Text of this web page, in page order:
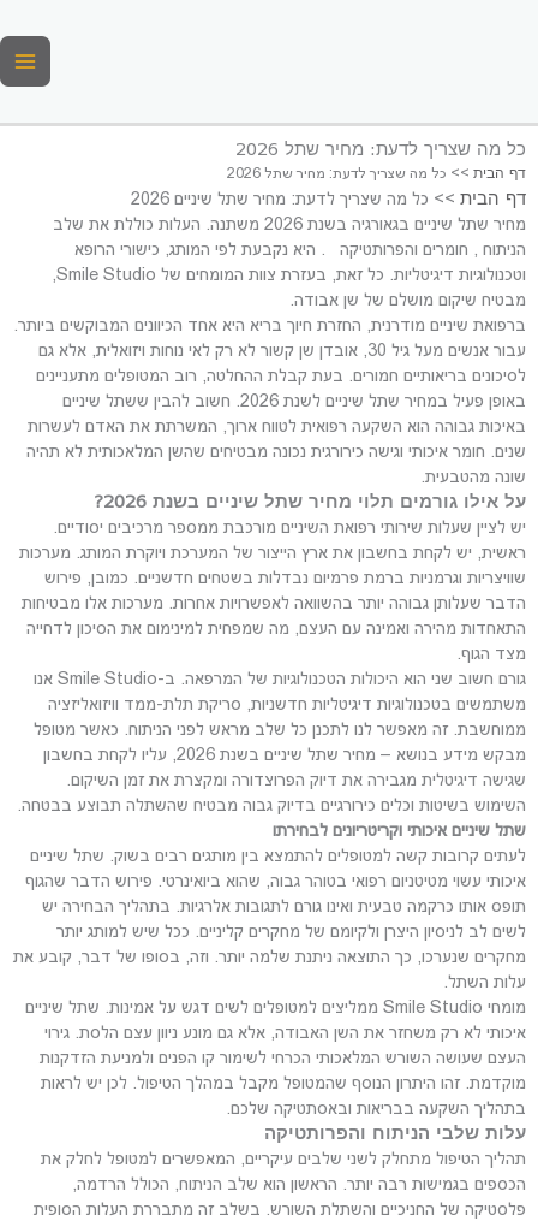
כל מה שצריך לדעת: מחיר שתל 2026
דף הבית >> כל מה שצריך לדעת: מחיר שתל 2026
דף הבית >> כל מה שצריך לדעת: מחיר שתל שיניים 2026
מחיר שתל שיניים בגאורגיה בשנת 2026 משתנה. העלות כוללת את שלב
הניתוח , חומרים והפרותטיקה . היא נקבעת לפי המותג, כישורי הרופא
וטכנולוגיות דיגיטליות. כל זאת, בעזרת צוות המומחים של Smile Studio,
מבטיח שיקום מושלם של שן אבודה.
ברפואת שיניים מודרנית, החזרת חיוך בריא היא אחד הכיוונים המבוקשים ביותר.
עבור אנשים מעל גיל 30, אובדן שן קשור לא רק לאי נוחות ויזואלית, אלא גם
לסיכונים בריאותיים חמורים. בעת קבלת ההחלטה, רוב המטופלים מתעניינים
באופן פעיל במחיר שתל שיניים לשנת 2026. חשוב להבין ששתל שיניים
באיכות גבוהה הוא השקעה רפואית לטווח ארוך, המשרתת את האדם לעשרות
שנים. חומר איכותי וגישה כירורגית נכונה מבטיחים שהשן המלאכותית לא תהיה
שונה מהטבעית.
על אילו גורמים תלוי מחיר שתל שיניים בשנת 2026?
יש לציין שעלות שירותי רפואת השיניים מורכבת ממספר מרכיבים יסודיים.
ראשית, יש לקחת בחשבון את ארץ הייצור של המערכת ויוקרת המותג. מערכות
שוויצריות וגרמניות ברמת פרמיום נבדלות בשטחים חדשניים. כמובן, פירוש
הדבר שעלותן גבוהה יותר בהשוואה לאפשרויות אחרות. מערכות אלו מבטיחות
התאחדות מהירה ואמינה עם העצם, מה שמפחית למינימום את הסיכון לדחייה
מצד הגוף.
גורם חשוב שני הוא היכולות הטכנולוגיות של המרפאה. ב-Smile Studio אנו
משתמשים בטכנולוגיות דיגיטליות חדשניות, סריקת תלת-ממד וויזואליזציה
ממוחשבת. זה מאפשר לנו לתכנן כל שלב מראש לפני הניתוח. כאשר מטופל
מבקש מידע בנושא – מחיר שתל שיניים בשנת 2026, עליו לקחת בחשבון
שגישה דיגיטלית מגבירה את דיוק הפרוצדורה ומקצרת את זמן השיקום.
השימוש בשיטות וכלים כירורגיים בדיוק גבוה מבטיח שהשתלה תבוצע בבטחה.
שתל שיניים איכותי וקריטריונים לבחירתו
לעתים קרובות קשה למטופלים להתמצא בין מותגים רבים בשוק. שתל שיניים
איכותי עשוי מטיטניום רפואי בטוהר גבוה, שהוא ביואינרטי. פירוש הדבר שהגוף
תופס אותו כרקמה טבעית ואינו גורם לתגובות אלרגיות. בתהליך הבחירה יש
לשים לב לניסיון היצרן ולקיומם של מחקרים קליניים. ככל שיש למותג יותר
מחקרים שנערכו, כך התוצאה ניתנת שלמה יותר. וזה, בסופו של דבר, קובע את
עלות השתל.
מומחי Smile Studio ממליצים למטופלים לשים דגש על אמינות. שתל שיניים
איכותי לא רק משחזר את השן האבודה, אלא גם מונע ניוון עצם הלסת. גירוי
העצם שעושה השורש המלאכותי הכרחי לשימור קו הפנים ולמניעת הזדקנות
מוקדמת. זהו היתרון הנוסף שהמטופל מקבל במהלך הטיפול. לכן יש לראות
בתהליך השקעה בבריאות ובאסתטיקה שלכם.
עלות שלבי הניתוח והפרותטיקה
תהליך הטיפול מתחלק לשני שלבים עיקריים, המאפשרים למטופל לחלק את
הכספים בגמישות רבה יותר. הראשון הוא שלב הניתוח, הכולל הרדמה,
פלסטיקה של החניכיים והשתלת השורש. בשלב זה מתבררת העלות הסופית